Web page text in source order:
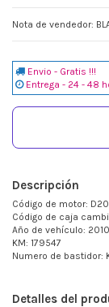
Nota de vendedor:
Envio - Gratis !!!
Entrega - 24 - 48
Descripción
Código de motor:
Código de caja
Año de vehículo: 2010
KM: 179547
Numero de bastidor:
Detalles del